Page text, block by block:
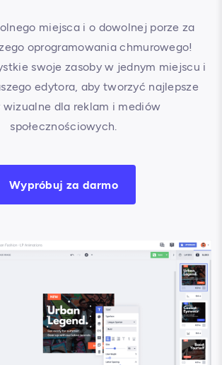
miejsca i o dowolnej porze za
oprogramowania chmurowego!
swoje zasoby w jednym miejscu i
edytora, aby tworzyć najlepsze
dla reklam i mediów
społecznościowych.
Wypróbuj za darmo